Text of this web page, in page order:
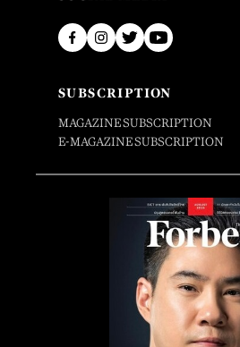
SUBSCRIPTION
MAGAZINE SUBSCRIPTION
E-MAGAZINE SUBSCRIPTION